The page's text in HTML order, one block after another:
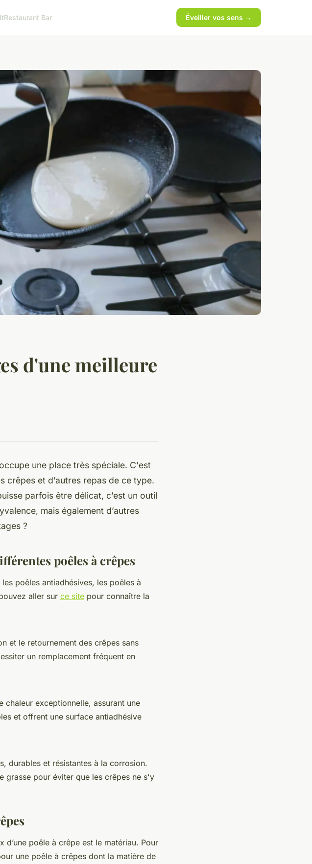
Restaurant Bar Éveiller vos sens →
d'une meilleure
une place très spéciale. C'est
crêpes et d’autres repas de ce type.
parfois être délicat, c’est un outil
mais également d’autres
?
poêles à crêpes
poêles antiadhésives, les poêles à
aller sur ce site pour connaître la
et le retournement des crêpes sans
un remplacement fréquent en
chaleur exceptionnelle, assurant une
et offrent une surface antiadhésive
durables et résistantes à la corrosion.
grasse pour éviter que les crêpes ne s'y
poêle à crêpe est le matériau. Pour
une poêle à crêpes dont la matière de